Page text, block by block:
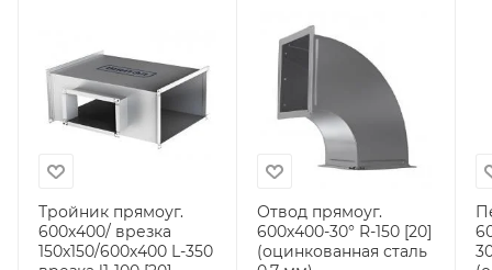
Тройник прямоуг.
600х400/ врезка
150х150/600х400 L-350
Отвод прямоуг.
600х400-30° R-150 [20]
(оцинкованная сталь